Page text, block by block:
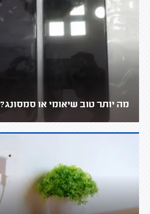
מה יותר טוב שיאומי או סמסונג?